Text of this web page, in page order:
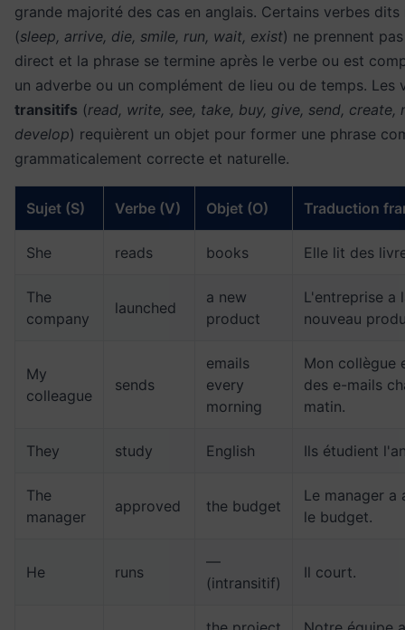
grande majorité des cas en anglais. Certains verbes dits
(sleep, arrive, die, smile, run, wait, exist) ne prennent
direct et la phrase se termine après le verbe ou est
un adverbe ou un complément de lieu ou de temps. Les
transitifs (read, write, see, take, buy, give, send, create,
develop) requièrent un objet pour former une phrase
grammaticalement correcte et naturelle.
Sujet (S) Verbe (V) Objet (O) Traduction
She reads books Elle lit des
The
company
launched
a new
product
L'entreprise a
nouveau
My
colleague
sends
emails
every
morning
Mon collègue
des e-mails
matin.
They study English Ils étudient
The
manager
approved the budget
Le manager a
le budget.
He runs
—
(intransitif)
Il court.